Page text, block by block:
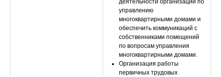
деятельности организации по
управлению
многоквартирными домами и
обеспечить коммуникаций с
собственниками помещений
по вопросам управления
многоквартирными домами.
Организация работы
первичных трудовых